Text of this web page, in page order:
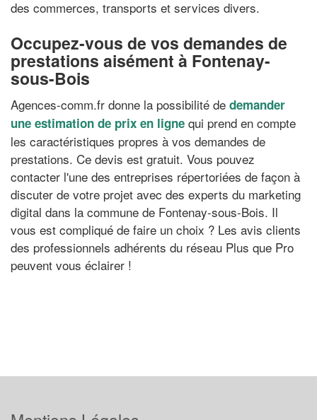
des commerces, transports et services divers.
Occupez-vous de vos demandes de
prestations aisément à Fontenay-
sous-Bois
Agences-comm.fr donne la possibilité de demander
une estimation de prix en ligne qui prend en compte
les caractéristiques propres à vos demandes de
prestations. Ce devis est gratuit. Vous pouvez
contacter l'une des entreprises répertoriées de façon à
discuter de votre projet avec des experts du marketing
digital dans la commune de Fontenay-sous-Bois. Il
vous est compliqué de faire un choix ? Les avis clients
des professionnels adhérents du réseau Plus que Pro
peuvent vous éclairer !